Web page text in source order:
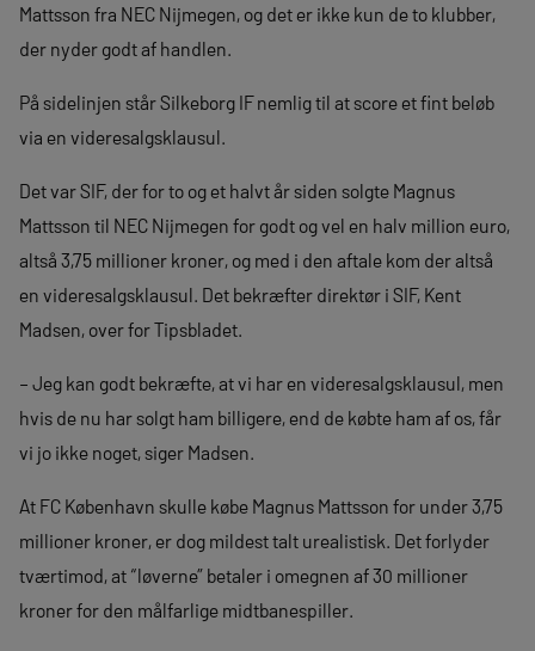
Mattsson fra NEC Nijmegen, og det er ikke kun de to klubber,
der nyder godt af handlen.
På sidelinjen står Silkeborg IF nemlig til at score et fint beløb
via en videresalgsklausul.
Det var SIF, der for to og et halvt år siden solgte Magnus
Mattsson til NEC Nijmegen for godt og vel en halv million euro,
altså 3,75 millioner kroner, og med i den aftale kom der altså
en videresalgsklausul. Det bekræfter direktør i SIF, Kent
Madsen, over for Tipsbladet.
– Jeg kan godt bekræfte, at vi har en videresalgsklausul, men
hvis de nu har solgt ham billigere, end de købte ham af os, får
vi jo ikke noget, siger Madsen.
At FC København skulle købe Magnus Mattsson for under 3,75
millioner kroner, er dog mildest talt urealistisk. Det forlyder
tværtimod, at “løverne” betaler i omegnen af 30 millioner
kroner for den målfarlige midtbanespiller.